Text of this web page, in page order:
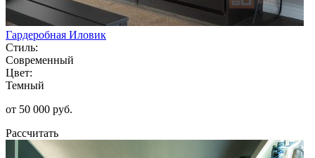
Гардеробная Иловик
Стиль:
Современный
Цвет:
Темный
от 50 000 руб.
Рассчитать